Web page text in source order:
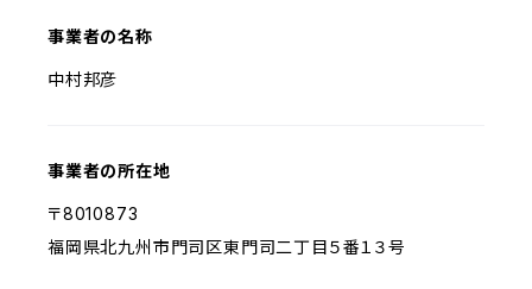
事業者の名称
中村邦彦
事業者の所在地
〒8010873
福岡県北九州市門司区東門司二丁目５番１３号